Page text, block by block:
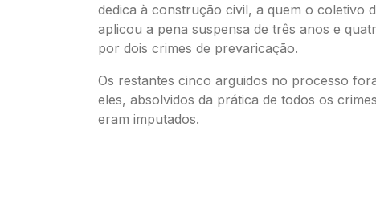
dedica à construção civil, a quem o coletivo
aplicou a pena suspensa de três anos e
por dois crimes de prevaricação.
Os restantes cinco arguidos no processo
eles, absolvidos da prática de todos os
eram imputados.